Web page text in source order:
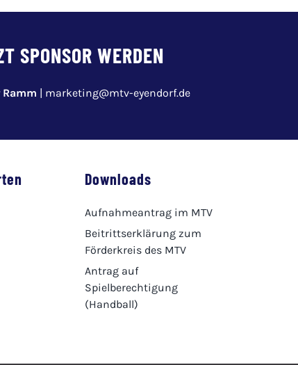
SPONSOR WERDEN
| marketing@mtv-eyendorf.de
Downloads
Aufnahmeantrag im MTV
Beitrittserklärung zum
Förderkreis des MTV
Antrag auf
Spielberechtigung
(Handball)